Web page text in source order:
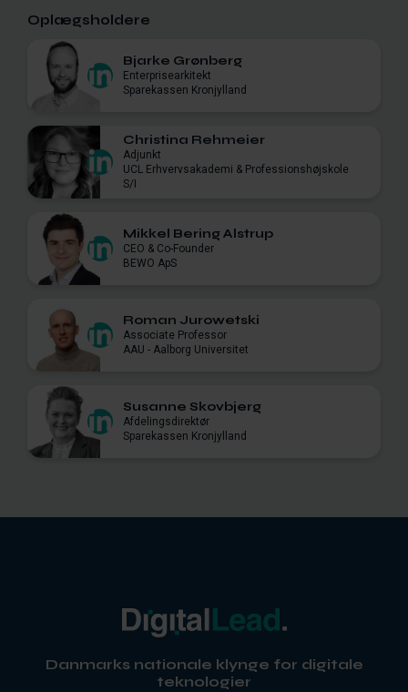
Oplægsholdere
Bjarke Grønberg
Enterprisearkitekt
Sparekassen Kronjylland
Christina Rehmeier
Adjunkt
UCL Erhvervsakademi & Professionshøjskole
S/I
Mikkel Bering Alstrup
CEO & Co-Founder
BEWO ApS
Roman Jurowetski
Associate Professor
AAU - Aalborg Universitet
Susanne Skovbjerg
Afdelingsdirektør
Sparekassen Kronjylland
Danmarks nationale klynge for digitale
teknologier